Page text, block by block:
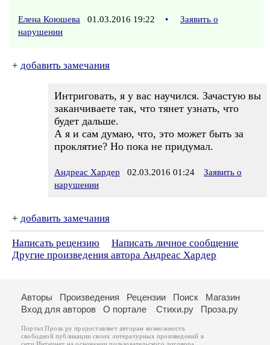
Елена Коюшева 01.03.2016 19:22 •
Заявить о
нарушении
+ добавить замечания
Интриговать, я у вас научился. Зачастую вы
заканчиваете так, что тянет узнать, что
будет дальше.
А я и сам думаю, что, это может быть за
проклятие? Но пока не придумал.
Андреас Хардер 02.03.2016 01:24
Заявить о
нарушении
+ добавить замечания
Написать рецензию
Написать личное сообщение
Другие произведения автора Андреас Хардер
Авторы Произведения Рецензии Поиск
Магазин
Вход для авторов
О портале Стихи.ру Проза.ру
Портал Проза.ру предоставляет авторам возможность
свободной публикации своих литературных произведений в